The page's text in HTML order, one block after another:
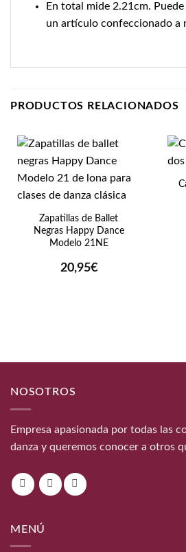
En total mide 2.21cm.
un artículo confeccionado a
PRODUCTOS RELACIONADOS
Zapatillas de Ballet
Negras Happy Dance
Modelo 21NE
20,95€
NOSOTROS
Empresa apasionada por todas las
danza y queremos conocer a otros
MENÚ